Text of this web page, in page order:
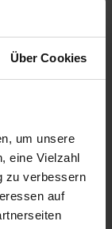
Über Cookies
um unsere
eine Vielzahl
zu verbessern
auf
kontrastfarbene
braunen Fond
das
Holztisch im
coole Steinplatte